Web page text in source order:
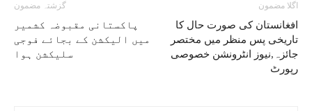
گزشتہ مضمون
پاکستانی مقبوضہ کشمیر
میں الیکشن کے بجائے فوجی
سلیکشن ہوا
اگلا مضمون
افغانستان کی صورت حال کا
تاریخی پس منظر میں مختصر
جائزہ,نیوز انٹرونشن خصوصی
رپورٹ